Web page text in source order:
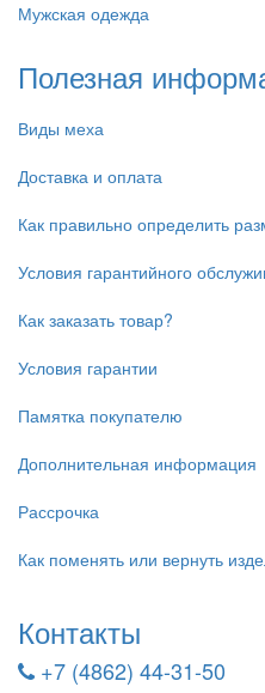
Мужская одежда
Полезная
Виды меха
Доставка и оплата
Как правильно определить
Условия гарантийного
Как заказать товар?
Условия гарантии
Памятка покупателю
Дополнительная информация
Рассрочка
Как поменять или вернуть
Контакты
+7 (4862) 44-31-50